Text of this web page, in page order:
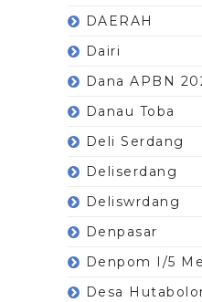
DAERAH
Dairi
Dana APBN
Danau Toba
Deli Serdang
Deliserdang
Deliswrdang
Denpasar
Denpom I/5
Desa